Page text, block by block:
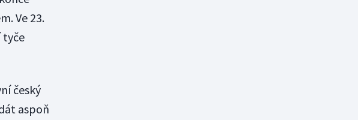
Ve 23.
tyče
český
aspoň